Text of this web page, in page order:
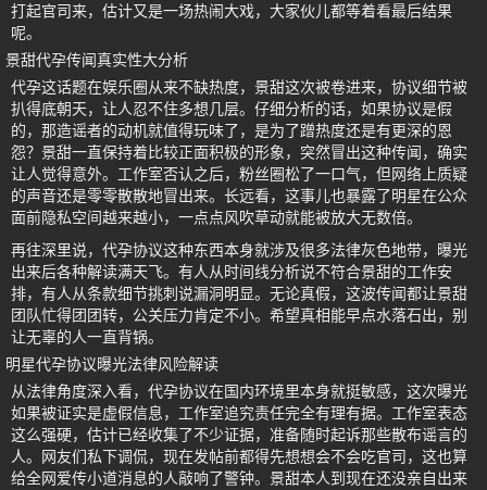
打起官司来，估计又是一场热闹大戏，大家伙儿都等着看最后结果
呢。
景甜代孕传闻真实性大分析
代孕这话题在娱乐圈从来不缺热度，景甜这次被卷进来，协议细节被
扒得底朝天，让人忍不住多想几层。仔细分析的话，如果协议是假
的，那造谣者的动机就值得玩味了，是为了蹭热度还是有更深的恩
怨？景甜一直保持着比较正面积极的形象，突然冒出这种传闻，确实
让人觉得意外。工作室否认之后，粉丝圈松了一口气，但网络上质疑
的声音还是零零散散地冒出来。长远看，这事儿也暴露了明星在公众
面前隐私空间越来越小，一点点风吹草动就能被放大无数倍。
再往深里说，代孕协议这种东西本身就涉及很多法律灰色地带，曝光
出来后各种解读满天飞。有人从时间线分析说不符合景甜的工作安
排，有人从条款细节挑刺说漏洞明显。无论真假，这波传闻都让景甜
团队忙得团团转，公关压力肯定不小。希望真相能早点水落石出，别
让无辜的人一直背锅。
明星代孕协议曝光法律风险解读
从法律角度深入看，代孕协议在国内环境里本身就挺敏感，这次曝光
如果被证实是虚假信息，工作室追究责任完全有理有据。工作室表态
这么强硬，估计已经收集了不少证据，准备随时起诉那些散布谣言的
人。网友们私下调侃，现在发帖前都得先想想会不会吃官司，这也算
给全网爱传小道消息的人敲响了警钟。景甜本人到现在还没亲自出来